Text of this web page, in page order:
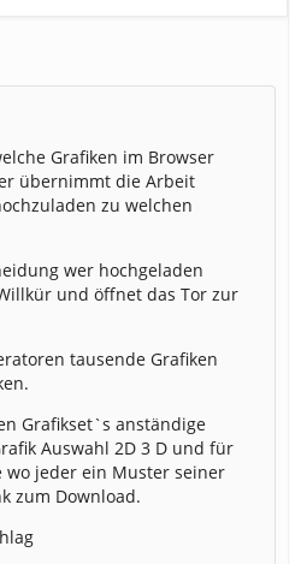
Grafiken im Browser
übernimmt die Arbeit
zu welchen
wer hochgeladen
und öffnet das Tor zur
tausende Grafiken
Grafikset`s anständige
Auswahl 2D 3 D und für
wo jeder ein Muster seiner
zum Download.